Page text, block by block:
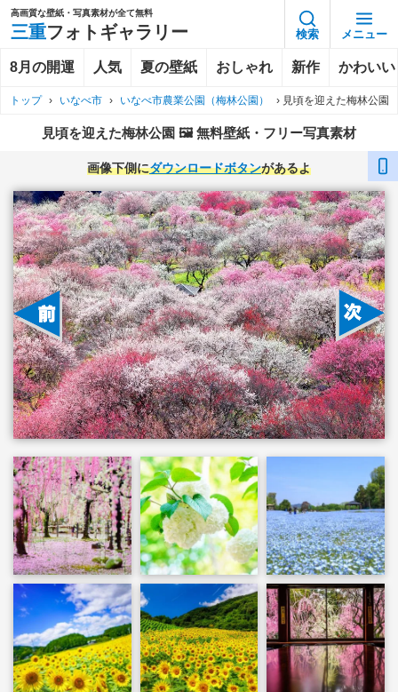
高画質な壁紙・写真素材が全て無料
三重フォトギャラリー 検索 メニュー
8月の開運 人気 夏の壁紙 おしゃれ 新作 かわいい
トップ › いなべ市 › いなべ市農業公園（梅林公園） › 見頃を迎えた梅林公園
見頃を迎えた梅林公園 🖼️ 無料壁紙・フリー写真素材
画像下側にダウンロードボタンがあるよ